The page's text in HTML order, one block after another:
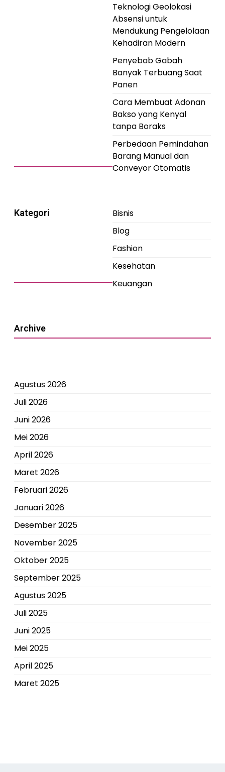
Teknologi Geolokasi
Absensi untuk
Mendukung Pengelolaan
Kehadiran Modern
Penyebab Gabah
Banyak Terbuang Saat
Panen
Cara Membuat Adonan
Bakso yang Kenyal
tanpa Boraks
Perbedaan Pemindahan
Barang Manual dan
Conveyor Otomatis
Kategori
Bisnis
Blog
Fashion
Kesehatan
Keuangan
Archive
Agustus 2026
Juli 2026
Juni 2026
Mei 2026
April 2026
Maret 2026
Februari 2026
Januari 2026
Desember 2025
November 2025
Oktober 2025
September 2025
Agustus 2025
Juli 2025
Juni 2025
Mei 2025
April 2025
Maret 2025